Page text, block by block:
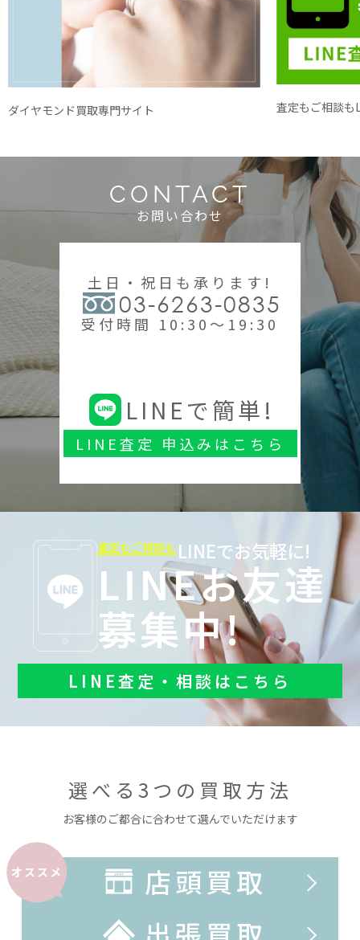
ダイヤモンド買取専門サイト 査定もご相談も
CONTACT
お問い合わせ
土日・祝日も承ります!
03-6263-0835
受付時間 10:30～19:30
LINEで簡単!
LINE査定 申込みはこちら
査定もご相談も LINEでお気軽に!
LINEお友達
募集中!
LINE査定・相談はこちら
選べる3つの買取方法
お客様のご都合に合わせて選んでいただけます
オススメ
店頭買取